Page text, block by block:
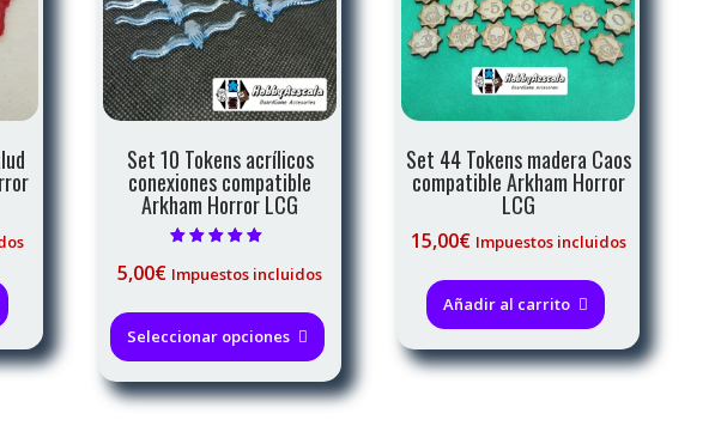
Set 10 Tokens acrílicos
conexiones compatible
Arkham Horror LCG
5.00
de 5
5,00€ Impuestos incluidos
Seleccionar opciones
tiene
múltiples
variantes.
Set 44 Tokens madera Caos
compatible Arkham Horror
LCG
15,00€ Impuestos incluidos
Añadir al carrito